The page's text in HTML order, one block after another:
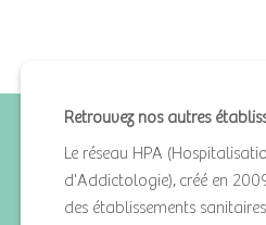
Retrouvez nos autres
Le réseau HPA
d'Addictologie), créé en
des établissements